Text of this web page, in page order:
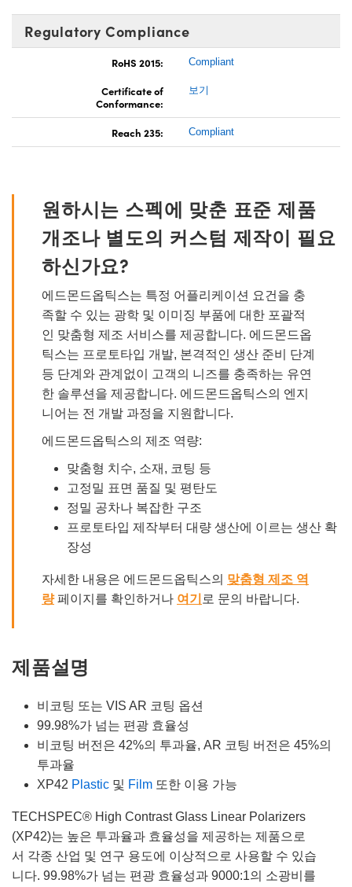
Regulatory Compliance
RoHS 2015: Compliant
Certificate of
Conformance:
보기
Reach 235: Compliant
원하시는 스펙에 맞춘 표준 제품
개조나 별도의 커스텀 제작이 필요
하신가요?
에드몬드옵틱스는 특정 어플리케이션 요건을 충
족할 수 있는 광학 및 이미징 부품에 대한 포괄적
인 맞춤형 제조 서비스를 제공합니다. 에드몬드옵
틱스는 프로토타입 개발, 본격적인 생산 준비 단계
등 단계와 관계없이 고객의 니즈를 충족하는 유연
한 솔루션을 제공합니다. 에드몬드옵틱스의 엔지
니어는 전 개발 과정을 지원합니다.
에드몬드옵틱스의 제조 역량:
맞춤형 치수, 소재, 코팅 등
고정밀 표면 품질 및 평탄도
정밀 공차나 복잡한 구조
프로토타입 제작부터 대량 생산에 이르는 생산 확
장성
자세한 내용은 에드몬드옵틱스의 맞춤형 제조 역
량페이지를 확인하거나 여기 로 문의 바랍니다.
제품설명
비코팅 또는 VIS AR 코팅 옵션
99.98%가 넘는 편광 효율성
비코팅 버전은 42%의 투과율, AR 코팅 버전은 45%의
투과율
XP42 Plastic 및 Film 또한 이용 가능
TECHSPEC® High Contrast Glass Linear Polarizers
(XP42)는 높은 투과율과 효율성을 제공하는 제품으로
서 각종 산업 및 연구 용도에 이상적으로 사용할 수 있습
니다. 99.98%가 넘는 편광 효율성과 9000:1의 소광비를